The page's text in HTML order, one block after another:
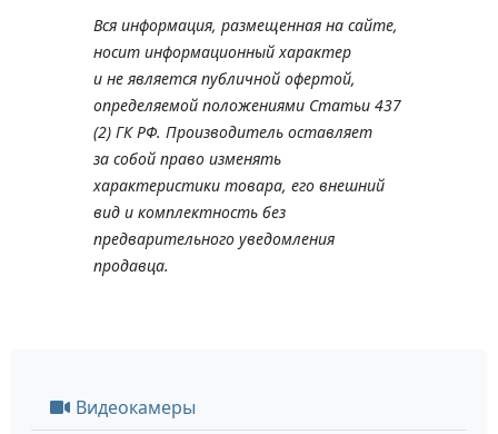
Вся информация, размещенная на сайте,
носит информационный характер
и не является публичной офертой,
определяемой положениями Статьи 437
(2) ГК РФ. Производитель оставляет
за собой право изменять
характеристики товара, его внешний
вид и комплектность без
предварительного уведомления
продавца.
Видеокамеры